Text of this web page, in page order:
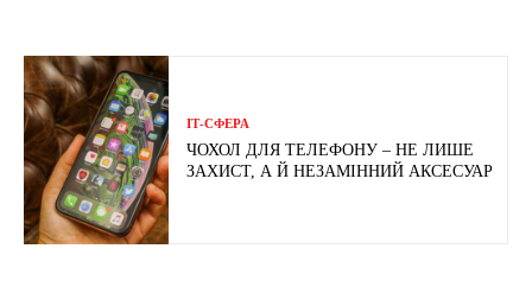
ІТ-СФЕРА
ЧОХОЛ ДЛЯ ТЕЛЕФОНУ – НЕ ЛИШЕ
ЗАХИСТ, А Й НЕЗАМІННИЙ АКСЕСУАР